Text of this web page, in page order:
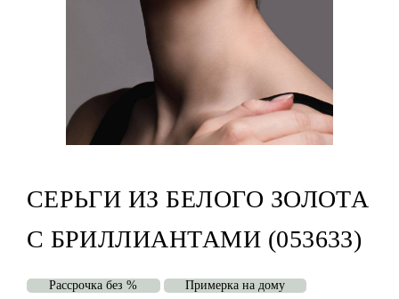
СЕРЬГИ ИЗ БЕЛОГО ЗОЛОТА
С БРИЛЛИАНТАМИ (053633)
Рассрочка без % Примерка на дому